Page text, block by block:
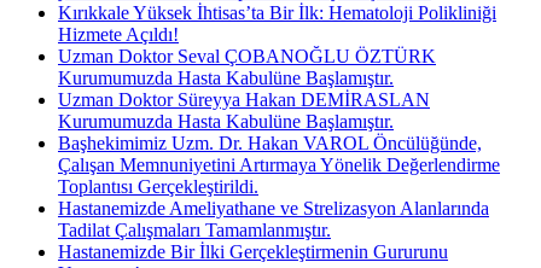
Kırıkkale Yüksek İhtisas’ta Bir İlk: Hematoloji Polikliniği
Hizmete Açıldı!
Uzman Doktor Seval ÇOBANOĞLU ÖZTÜRK
Kurumumuzda Hasta Kabulüne Başlamıştır.
Uzman Doktor Süreyya Hakan DEMİRASLAN
Kurumumuzda Hasta Kabulüne Başlamıştır.
Başhekimimiz Uzm. Dr. Hakan VAROL Öncülüğünde,
Çalışan Memnuniyetini Artırmaya Yönelik Değerlendirme
Toplantısı Gerçekleştirildi.
Hastanemizde Ameliyathane ve Strelizasyon Alanlarında
Tadilat Çalışmaları Tamamlanmıştır.
Hastanemizde Bir İlki Gerçekleştirmenin Gururunu